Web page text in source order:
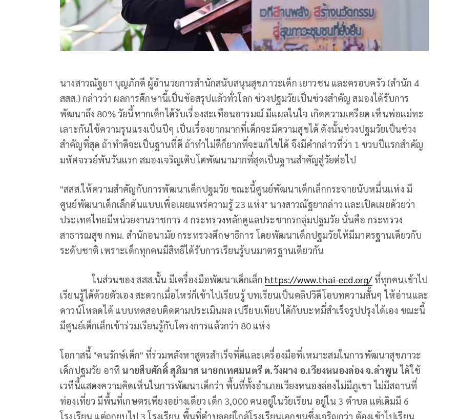
นางสาวณัฐยา บุญภักดี ผู้อำนวยการสำนักสนับสนุนสุขภาวะเด็ก เยาวชน และครอบครัว (สำนัก 4
สสส.) กล่าวว่า ผลการศึกษานี้เป็นข้อสรุปแล้วทั่วโลก ช่วงปฐมวัยเป็นช่วงสำคัญ สมองได้รับการ
พัฒนาถึง 80% วัยนี้หากเด็กได้รับเรื่องสะเทือนอารมณ์ มีแผลในใจ เกิดความเครียด เห็นพ่อแม่ทะ
เลาะกันใช้ความรุนแรงเป็นปีๆ เป็นเรื่องยากมากที่เด็กจะมีความสุขได้ ดังนั้นช่วงปฐมวัยเป็นช่วง
สำคัญที่สุด ถ้าทำดีจะเป็นฐานที่ดี ถ้าทำไม่ดีก็ยากที่จะแก้ไขได้ จึงมีคำกล่าวที่ว่า 1 ขวบปีแรกสำคัญ
มหัศจรรย์พันวันแรก สมองเจริญเติบโตพัฒนามากที่สุดเป็นฐานสำคัญสู่วัยต่อไป
"สสส.ให้ความสำคัญกับการพัฒนาเด็กปฐมวัย ขณะนี้ศูนย์พัฒนาเด็กเล็กกระจายนับหมื่นแห่ง มี
ศูนย์พัฒนาเด็กเล็กต้นแบบเพื่อเผยแพร่ความรู้ 23 แห่ง" นางสาวณัฐยากล่าว และเปิดเผยด้วยว่า
ประเทศไทยมีหน่วยงานราชการ 4 กระทรวงหลักดูแลประชากรกลุ่มปฐมวัย นั่นคือ กระทรวง
สาธารณสุข กทม. สำนักอนามัย กระทรวงศึกษาธิการ โดยพัฒนาเด็กปฐมวัยให้มีมาตรฐานเดียวกับ
ระดับชาติ เพราะเด็กทุกคนมีสิทธิได้รับการเรียนรู้บนมาตรฐานเดียวกัน
ในส่วนของ สสส.นั้น มีเครื่องมือพัฒนาเด็กเล็ก https://www.thai-ecd.org/ที่ทุกคนเข้าไป
เรียนรู้ได้ด้วยตัวเอง สะดวกเมื่อไหร่ก็เข้าไปเรียนรู้ บทเรียนเป็นคลิปวิดีโอบทความสั้นๆ ให้อ่านและ
ดาวน์โหลดได้ แบบทดสอบติดตามประเมินผล เปรียบเทียบได้กับบะหมี่สำเร็จรูปปรุงได้เอง ขณะนี้
มีศูนย์เด็กเล็กเข้าร่วมเรียนรู้กับโครงการแล้วกว่า 80 แห่ง
โอกาสนี้ "คนรักษ์เด็ก" ที่ร่วมพลังหาสูตรสำเร็จที่ดีและเครื่องมือที่เหมาะสมในการพัฒนาสุขภาวะ
เด็กปฐมวัย อาทิ นายสืบศักดิ์ สุภิมาส นายกเทศมนตรี ต.วังผาง อ.เวียงหนองล่อง จ.ลำพูนได้ใช้
เวทีนี้แสดงความคิดเห็นในการพัฒนาเด็กว่า พื้นที่ทั้งอำเภอเวียงหนองล่องไม่มีภูเขา ไม่มีสถานที่
ท่องเที่ยว มีพื้นที่เกษตรเพียงอย่างเดียว เด็ก 3,000 คนอยู่ในวัยเรียน อยู่ใน 3 ตำบล แต่เดิมมี 6
โรงเรียน แต่ถูกยุบไป 3 โรงเรียน พื้นที่ตำบลอยู่ใกล้โรงเรียนเอกชนซึ่งเจริญกว่า ต้องเข้าไปเรียน